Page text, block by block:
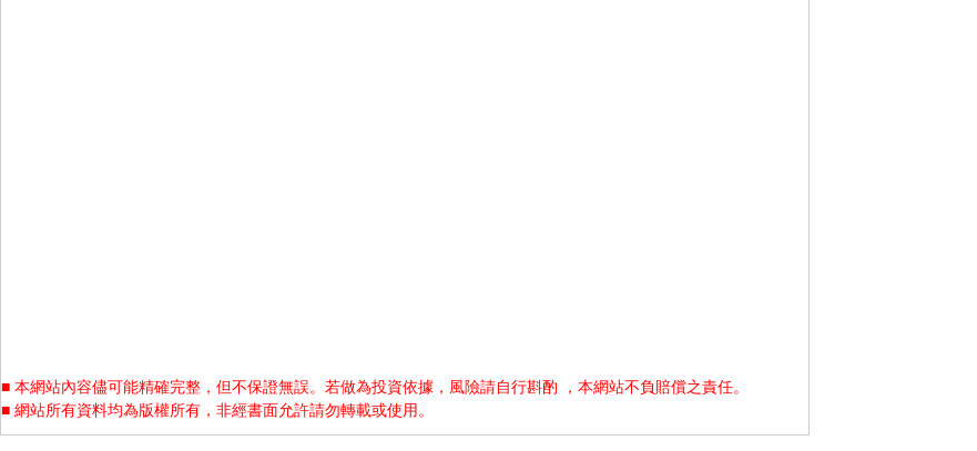
■ 本網站內容儘可能精確完整，但不保證無誤。若做為投資依據，風險請自行斟酌 ，本網站不負賠償之責任。
■ 網站所有資料均為版權所有，非經書面允許請勿轉載或使用。